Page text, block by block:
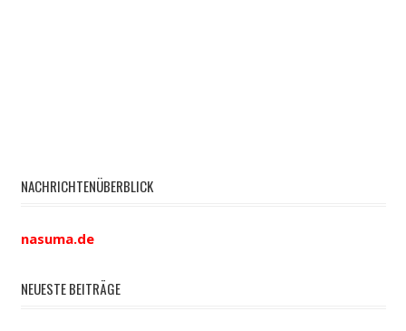
NACHRICHTENÜBERBLICK
nasuma.de
NEUESTE BEITRÄGE